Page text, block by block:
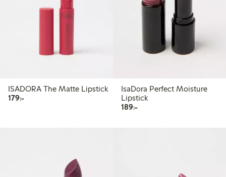
ISADORA The Matte Lipstick
179:-179,00 kr
IsaDora Perfect Moisture
Lipstick
189:-189,00 kr